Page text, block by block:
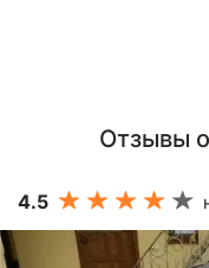
Отзывы
4.5